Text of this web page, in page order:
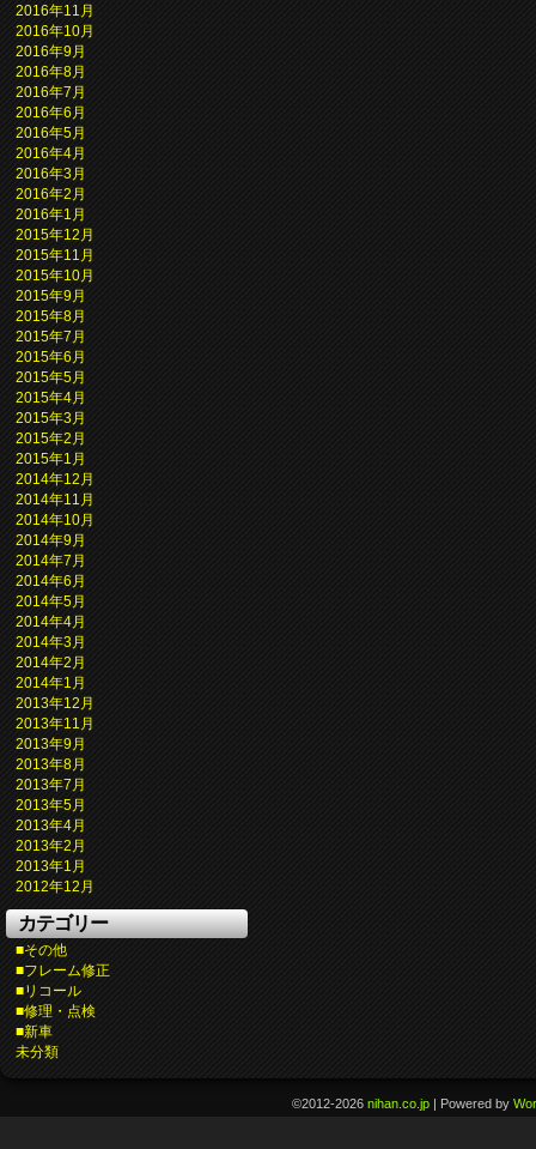
2016年11月
2016年10月
2016年9月
2016年8月
2016年7月
2016年6月
2016年5月
2016年4月
2016年3月
2016年2月
2016年1月
2015年12月
2015年11月
2015年10月
2015年9月
2015年8月
2015年7月
2015年6月
2015年5月
2015年4月
2015年3月
2015年2月
2015年1月
2014年12月
2014年11月
2014年10月
2014年9月
2014年7月
2014年6月
2014年5月
2014年4月
2014年3月
2014年2月
2014年1月
2013年12月
2013年11月
2013年9月
2013年8月
2013年7月
2013年5月
2013年4月
2013年2月
2013年1月
2012年12月
カテゴリー
■その他
■フレーム修正
■リコール
■修理・点検
■新車
未分類
©2012-2026nihan.co.jp | Powered by